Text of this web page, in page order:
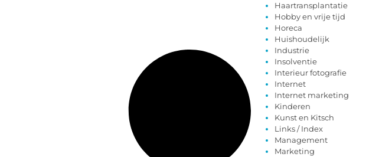
Haartransplantatie
Hobby en vrije tijd
Horeca
Huishoudelijk
Industrie
Insolventie
Interieur fotografie
Internet
Internet marketing
Kinderen
Kunst en Kitsch
Links / Index
Management
Marketing